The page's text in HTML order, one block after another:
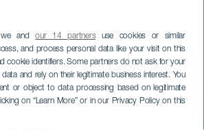
we andour 14 partnersuse cookies or similar
and process personal data like your visit on this
cookie identifiers. Some partners do not ask for your
and rely on their legitimate business interest. You
or object to data processing based on legitimate
on “Learn More” or in our Privacy Policy on this
Palmas de Gran
La Isleta